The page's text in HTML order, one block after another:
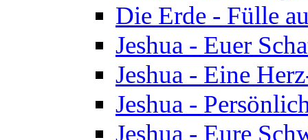
Die Erde - Fülle
Jeshua - Euer
Jeshua - Eine
Jeshua -
Jeshua - Eure